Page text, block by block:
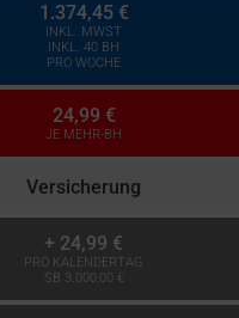
1.374,45 €
INKL. MWST
INKL. 40 BH
PRO WOCHE
24,99 €
JE MEHR-BH
Versicherung
+ 24,99 €
PRO KALENDERTAG
SB 3.000,00 €